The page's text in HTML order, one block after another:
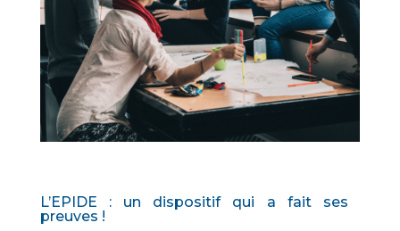
L’EPIDE : un dispositif qui a fait ses
preuves !